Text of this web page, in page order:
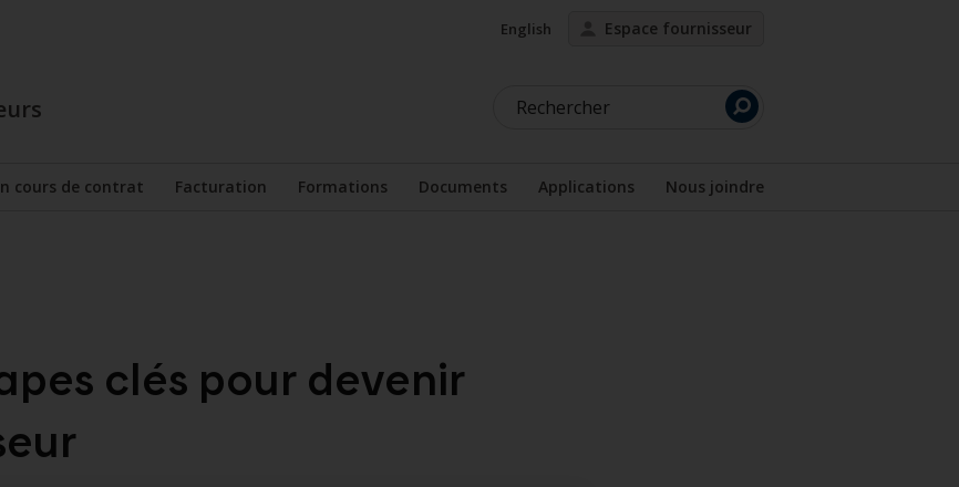
English Espace fournisseur
Rechercher
cours de contrat
Facturation
Formations
Documents
Applications Nous joindre
clés pour devenir